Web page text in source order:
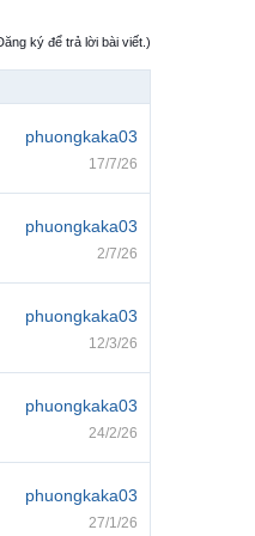
ký để trả lời bài viết.)
phuongkaka03
17/7/26
phuongkaka03
2/7/26
phuongkaka03
12/3/26
phuongkaka03
24/2/26
phuongkaka03
27/1/26